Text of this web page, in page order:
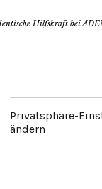
Hilfskraft bei
Privatsphäre-
ändern